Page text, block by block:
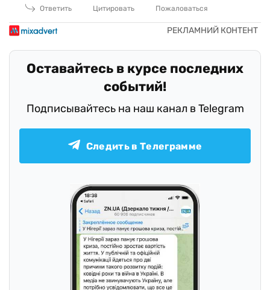
Ответить
Цитировать Пожаловаться
Оставайтесь в курсе последних
событий!
Подписывайтесь на наш канал в Telegram
Следить в Телеграмме